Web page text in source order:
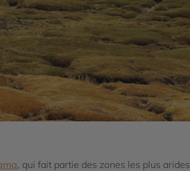
, qui fait partie des zones les plus arides